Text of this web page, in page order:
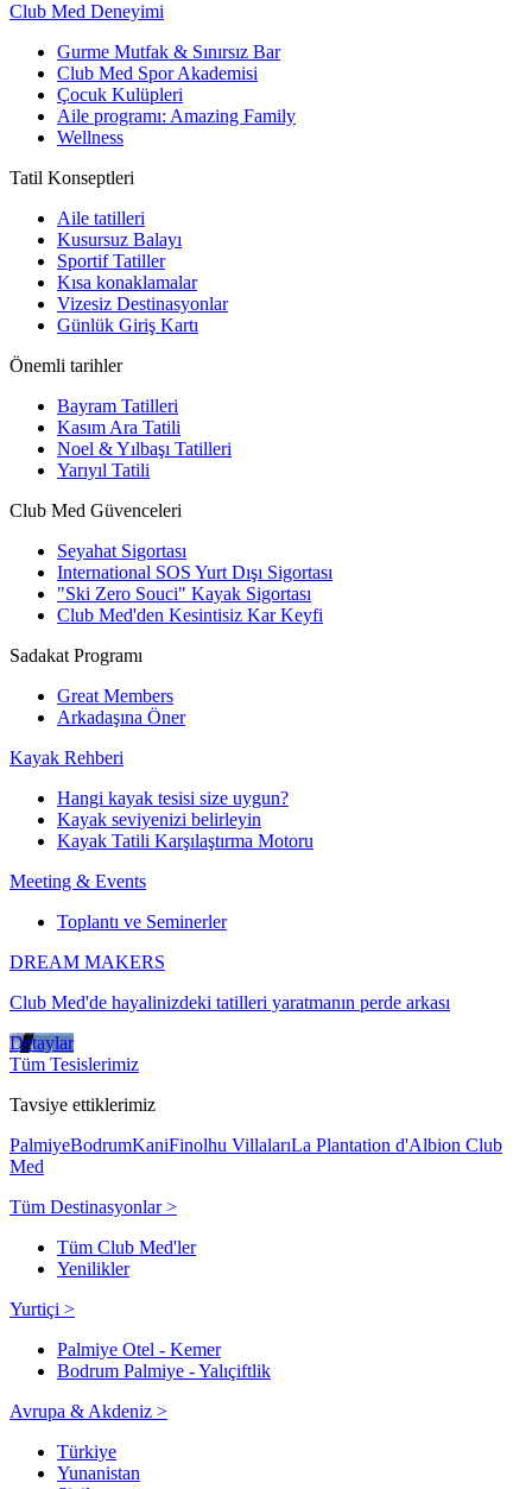
Club Med Deneyimi
Gurme Mutfak & Sınırsız Bar
Club Med Spor Akademisi
Çocuk Kulüpleri
Aile programı: Amazing Family
Wellness
Tatil Konseptleri
Aile tatilleri
Kusursuz Balayı
Sportif Tatiller
Kısa konaklamalar
Vizesiz Destinasyonlar
Günlük Giriş Kartı
Önemli tarihler
Bayram Tatilleri
Kasım Ara Tatili
Noel & Yılbaşı Tatilleri
Yarıyıl Tatili
Club Med Güvenceleri
Seyahat Sigortası
International SOS Yurt Dışı Sigortası
"Ski Zero Souci" Kayak Sigortası
Club Med'den Kesintisiz Kar Keyfi
Sadakat Programı
Great Members
Arkadaşına Öner
Kayak Rehberi
Hangi kayak tesisi size uygun?
Kayak seviyenizi belirleyin
Kayak Tatili Karşılaştırma Motoru
Meeting & Events
Toplantı ve Seminerler
DREAM MAKERS
Club Med'de hayalinizdeki tatilleri yaratmanın perde arkası
Detaylar
Tüm Tesislerimiz
Tavsiye ettiklerimiz
PalmiyeBodrumKaniFinolhu VillalarıLa Plantation d'Albion Club
Med
Tüm Destinasyonlar >
Tüm Club Med'ler
Yenilikler
Yurtiçi >
Palmiye Otel - Kemer
Bodrum Palmiye - Yalıçiftlik
Avrupa & Akdeniz >
Türkiye
Yunanistan